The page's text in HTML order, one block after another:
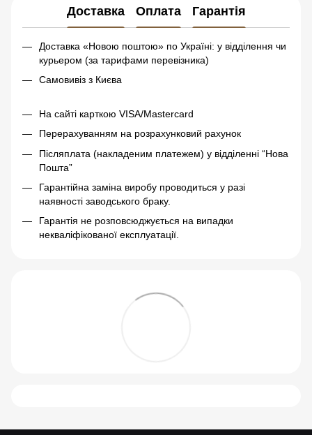
Доставка Оплата Гарантія
Доставка «Новою поштою» по Україні: у відділення чи
курьером (за тарифами перевізника)
Самовивіз з Києва
На сайті карткою VISA/Mastercard
Перерахуванням на розрахунковий рахунок
Післяплата (накладеним платежем) у відділенні “Нова
Пошта”
Гарантійна заміна виробу проводиться у разі
наявності заводського браку.
Гарантія не розповсюджується на випадки
некваліфікованої експлуатації.